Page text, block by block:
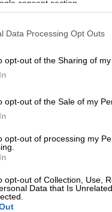
consent section.
Data Processing Opt Outs
opt-out of the Sharing of my
opt-out of the Sale of my
opt-out of processing my
opt-out of Collection, Use,
Data that Is
τις αισθήσεις
«τραύμα από
κρίσιμη
που βρέθηκε